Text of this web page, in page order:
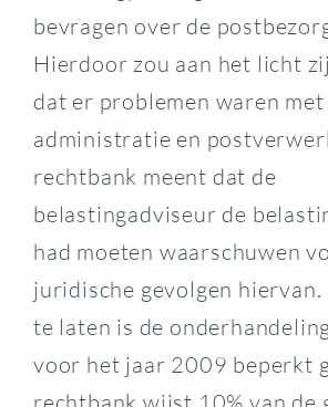
bevragen over de
Hierdoor zou aan het licht
dat er problemen waren met
administratie en
rechtbank meent dat de
belastingadviseur de
had moeten waarschuwen
juridische gevolgen
te laten is de
voor het jaar 2009 beperkt